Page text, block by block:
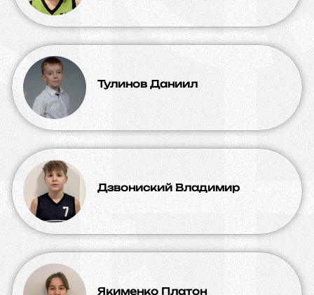
Тулинов Даниил
Дзвониский Владимир
Якименко Платон